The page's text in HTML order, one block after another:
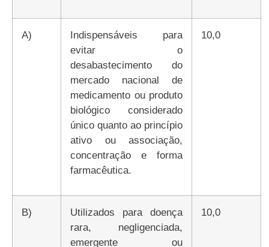
a)
Indispensáveis para
evitar o
desabastecimento do
mercado nacional de
medicamento ou produto
biológico considerado
único quanto ao princípio
ativo ou associação,
concentração e forma
farmacêutica.
10,0
b)
Utilizados para doença
rara, negligenciada,
emergente ou
10,0